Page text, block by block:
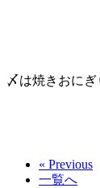
〆は焼きおに
« Previous
一覧へ